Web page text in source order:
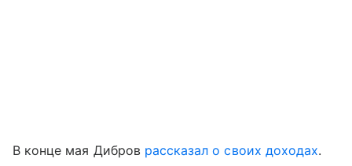
В конце мая Дибров рассказал о своих доходах.